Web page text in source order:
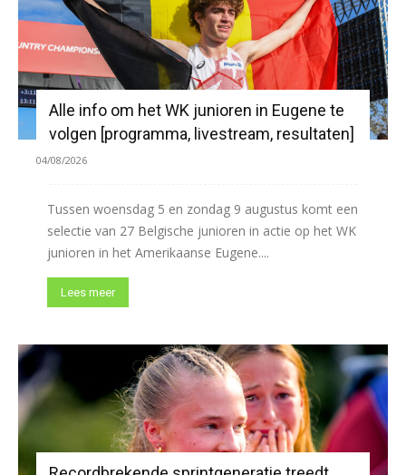
Alle info om het WK junioren in Eugene te
volgen [programma, livestream, resultaten]
04/08/2026
Tussen woensdag 5 en zondag 9 augustus komt een
selectie van 27 Belgische junioren in actie op het WK
junioren in het Amerikaanse Eugene....
Lees meer